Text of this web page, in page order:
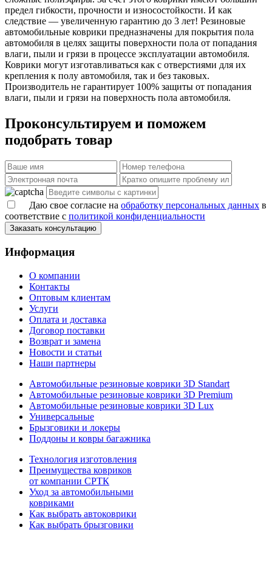
предел гибкости, прочности и износостойкости. И как
следствие — увеличенную гарантию до 3 лет! Резиновые
автомобильные коврики предназначены для покрытия пола
автомобиля в целях защиты поверхности пола от попадания
влаги, пыли и грязи в процессе эксплуатации автомобиля.
Коврики могут изготавливаться как с отверстиями для их
крепления к полу автомобиля, так и без таковых.
Производитель не гарантирует 100% защиты от попадания
влаги, пыли и грязи на поверхность пола автомобиля.
Проконсультируем и поможем
подобрать товар
Даю свое согласие на обработку персональных данных в
соответствие с политикой конфиденциальности
Заказать консультацию
Информация
О компании
Контакты
Оптовым клиентам
Услуги
Оплата и доставка
Договор поставки
Возврат и замена
Новости и статьи
Наши партнеры
Автомобильные резиновые коврики 3D Standart
Автомобильные резиновые коврики 3D Premium
Автомобильные резиновые коврики 3D Lux
Универсальные
Брызговики и локеры
Поддоны и ковры багажника
Технология изготовления
Преимущества ковриков
от компании СРТК
Уход за автомобильными
ковриками
Как выбрать автоковрики
Как выбрать брызговики